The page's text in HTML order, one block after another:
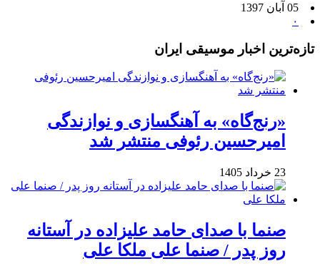
05 آبان 1397
۰
تازه‌ترین اخبار موسیقی ایران
«رنج‌گاه» به آهنگسازی و نوازندگی
امیرحسین رئوفی منتشر شد
23 خرداد 1405
صنما با صدای حامد علیزاده در آستانه
روز پدر / صنما علی ملکا علی